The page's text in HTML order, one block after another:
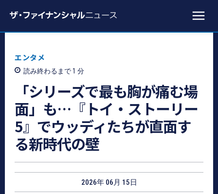
エンタメ
読み終わるまで 1 分
「シリーズで最も胸が痛む場
面」も…『トイ・ストーリー
5』でウッディたちが直面す
る新時代の壁
2026年 06月 15日